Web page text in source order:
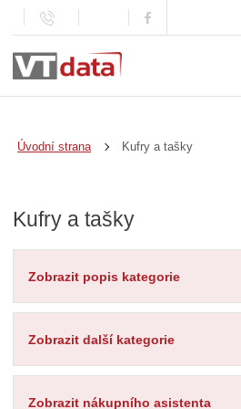
Úvodní strana Kufry a tašky
Kufry a tašky
Zobrazit popis kategorie
Zobrazit další kategorie
Zobrazit nákupního asistenta